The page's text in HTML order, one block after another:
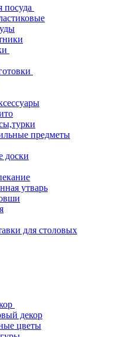
посуда
предметы
доски
утварь
для столовых
декор
цветы